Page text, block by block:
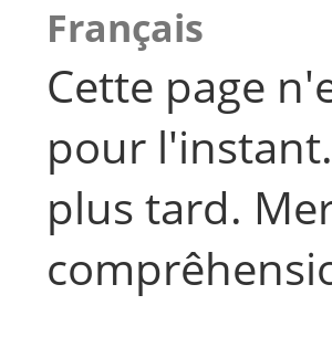
Français
Cette page
pour
plus tard.